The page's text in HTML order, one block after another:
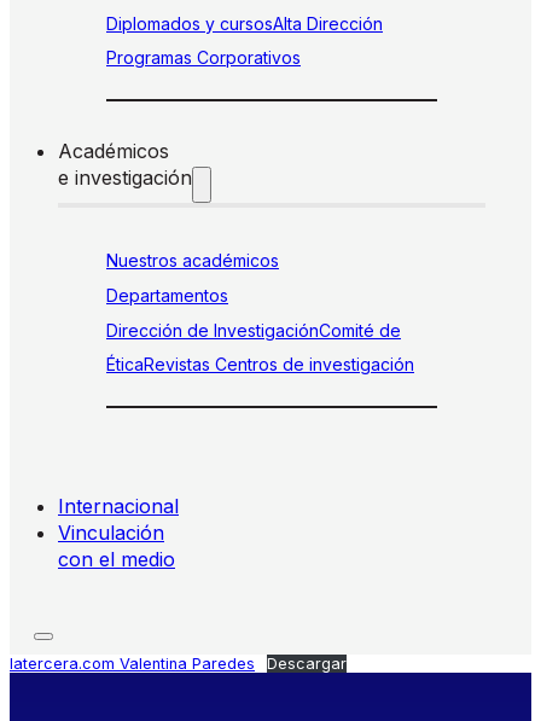
Diplomados y cursosAlta Dirección
Programas Corporativos
Académicos
e investigación
Nuestros académicos
Departamentos
Dirección de InvestigaciónComité de
ÉticaRevistas Centros de investigación
Internacional
Vinculación
con el medio
latercera.com Valentina Paredes Descargar